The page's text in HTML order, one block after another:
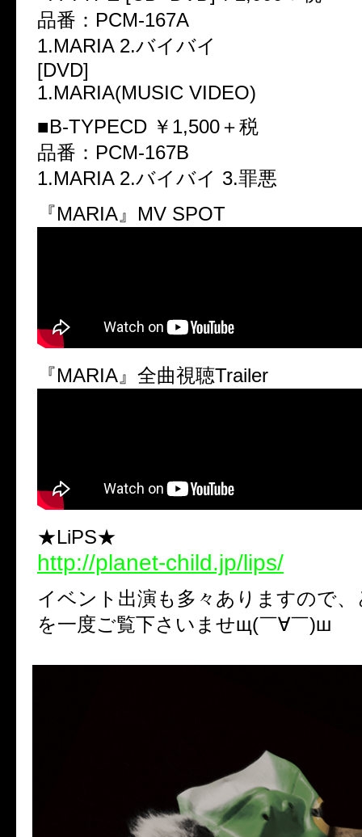
品番：PCM-167A
1.MARIA 2.バイバイ
[DVD]
1.MARIA(MUSIC VIDEO)
■B-TYPECD ￥1,500＋税
品番：PCM-167B
1.MARIA 2.バイバイ 3.罪悪
『MARIA』MV SPOT
『MARIA』全曲視聴Trailer
★LiPS★
http://planet-child.jp/lips/
イベント出演も多々ありますので
を一度ご覧下さいませщ(￣∀￣)ш